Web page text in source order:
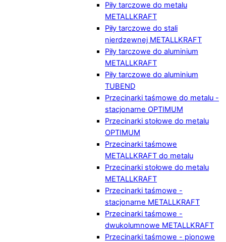
Piły tarczowe do metalu
METALLKRAFT
Piły tarczowe do stali
nierdzewnej METALLKRAFT
Piły tarczowe do aluminium
METALLKRAFT
Piły tarczowe do aluminium
TUBEND
Przecinarki taśmowe do metalu -
stacjonarne OPTIMUM
Przecinarki stołowe do metalu
OPTIMUM
Przecinarki taśmowe
METALLKRAFT do metalu
Przecinarki stołowe do metalu
METALLKRAFT
Przecinarki taśmowe -
stacjonarne METALLKRAFT
Przecinarki taśmowe -
dwukolumnowe METALLKRAFT
Przecinarki taśmowe - pionowe